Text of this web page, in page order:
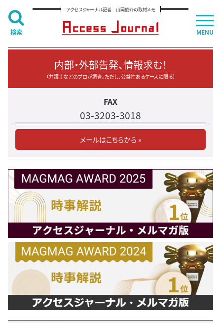
アクセスジャーナル記者 山岡俊介の取材メモ
内部・外部告発、情報求む！
（弁護士などのプロが調査。ただし、公益性あるケースに限る）
FAX
03-3203-3018
メールはこちらから »
MENU
検索